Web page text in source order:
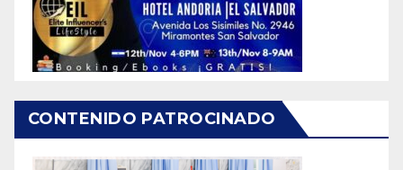
CONTENIDO PATROCINADO